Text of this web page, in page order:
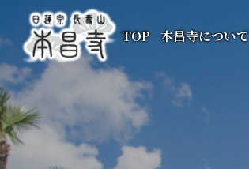
TOP 本昌寺について